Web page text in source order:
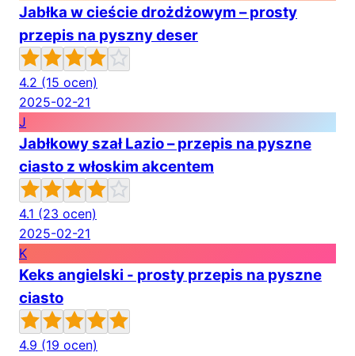
Jabłka w cieście drożdżowym – prosty
przepis na pyszny deser
4.2 (15 ocen)
2025-02-21
J
Jabłkowy szał Lazio – przepis na pyszne
ciasto z włoskim akcentem
4.1 (23 ocen)
2025-02-21
K
Keks angielski - prosty przepis na pyszne
ciasto
4.9 (19 ocen)